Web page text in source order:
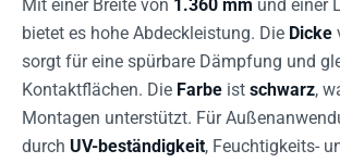
Mit einer Breite von 1.360 mm und einer
bietet es hohe Abdeckleistung. Die Dicke
sorgt für eine spürbare Dämpfung und
Kontaktflächen. Die Farbe ist schwarz,
Montagen unterstützt. Für
durch UV-beständigkeit, Feuchtigkeits-